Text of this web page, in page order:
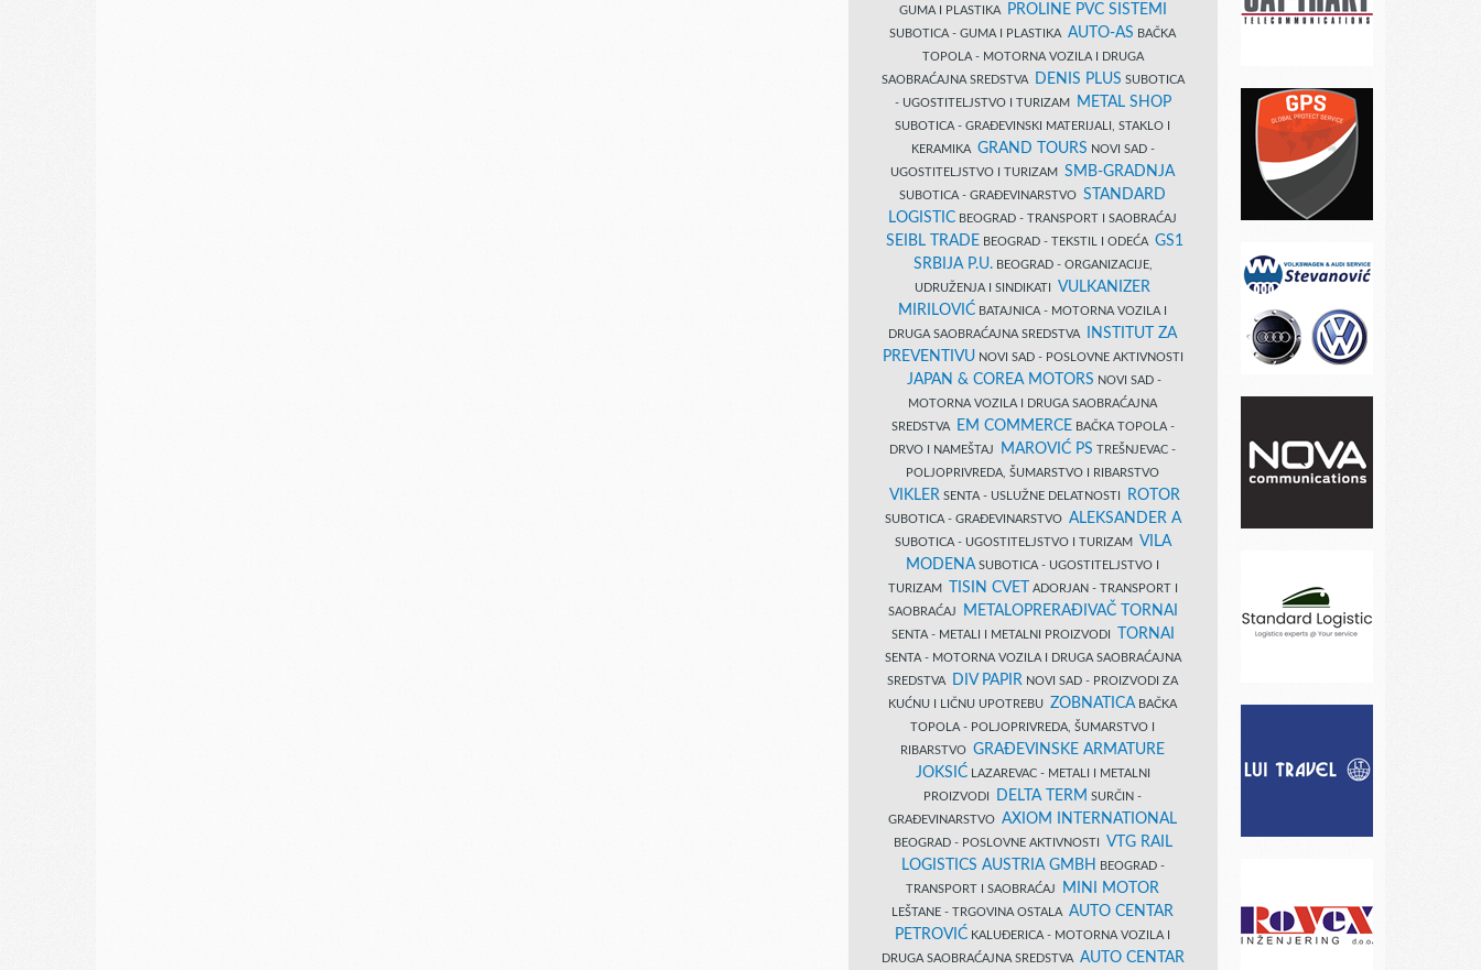
GUMA I PLASTIKA
PROLINE PVC SISTEMI
SUBOTICA - GUMA I PLASTIKA AUTO-AS BAČKA
TOPOLA - MOTORNA VOZILA I DRUGA
SAOBRAĆAJNA SREDSTVA
DENIS PLUS SUBOTICA
- UGOSTITELJSTVO I TURIZAM
METAL SHOP
SUBOTICA - GRAĐEVINSKI MATERIJALI, STAKLO I
KERAMIKA GRAND TOURS NOVI SAD -
UGOSTITELJSTVO I TURIZAM SMB-GRADNJA
SUBOTICA - GRAĐEVINARSTVO STANDARD
LOGISTIC BEOGRAD - TRANSPORT I SAOBRAĆAJ
SEIBL TRADE BEOGRAD - TEKSTIL I ODEĆA GS1
SRBIJA P.U.BEOGRAD - ORGANIZACIJE,
UDRUŽENJA I SINDIKATI VULKANIZER
MIRILOVIĆ BATAJNICA - MOTORNA VOZILA I
DRUGA SAOBRAĆAJNA SREDSTVA
INSTITUT ZA
PREVENTIVUNOVI SAD - POSLOVNE AKTIVNOSTI
JAPAN & COREA MOTORS NOVI SAD -
MOTORNA VOZILA I DRUGA SAOBRAĆAJNA
SREDSTVA
EM COMMERCE BAČKA TOPOLA -
DRVO I NAMEŠTAJ
MAROVIĆ PS TREŠNJEVAC -
POLJOPRIVREDA, ŠUMARSTVO I RIBARSTVO
VIKLER SENTA - USLUŽNE DELATNOSTI ROTOR
SUBOTICA - GRAĐEVINARSTVO ALEKSANDER A
SUBOTICA - UGOSTITELJSTVO I TURIZAM VILA
MODENA SUBOTICA - UGOSTITELJSTVO I
TURIZAM
TISIN CVET
ADORJAN - TRANSPORT I
SAOBRAĆAJ
METALOPRERAĐIVAČ TORNAI
SENTA - METALI I METALNI PROIZVODI TORNAI
SENTA - MOTORNA VOZILA I DRUGA SAOBRAĆAJNA
SREDSTVA
DIV PAPIR NOVI SAD - PROIZVODI ZA
KUĆNU I LIČNU UPOTREBU ZOBNATICA BAČKA
TOPOLA - POLJOPRIVREDA, ŠUMARSTVO I
RIBARSTVO GRAĐEVINSKE ARMATURE
JOKSIĆLAZAREVAC - METALI I METALNI
PROIZVODI
DELTA TERM SURČIN -
GRAĐEVINARSTVO AXIOM INTERNATIONAL
BEOGRAD - POSLOVNE AKTIVNOSTI VTG RAIL
LOGISTICS AUSTRIA GMBH
BEOGRAD -
TRANSPORT I SAOBRAĆAJ
MINI MOTOR
LEŠTANE - TRGOVINA OSTALA AUTO CENTAR
PETROVIĆ KALUĐERICA - MOTORNA VOZILA I
DRUGA SAOBRAĆAJNA SREDSTVA AUTO CENTAR